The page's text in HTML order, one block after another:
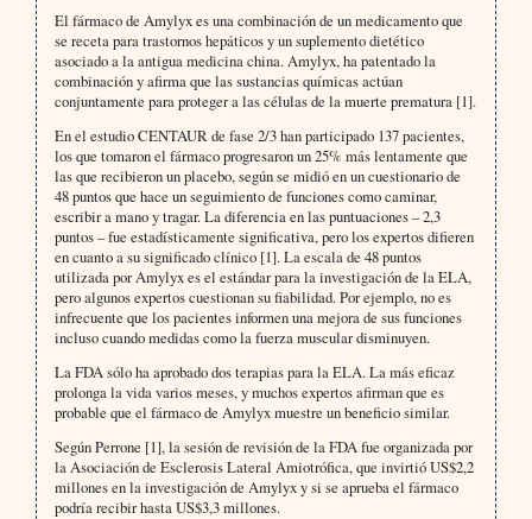
El fármaco de Amylyx es una combinación de un medicamento que
se receta para trastornos hepáticos y un suplemento dietético
asociado a la antigua medicina china. Amylyx, ha patentado la
combinación y afirma que las sustancias químicas actúan
conjuntamente para proteger a las células de la muerte prematura [1].
En el estudio CENTAUR de fase 2/3 han participado 137 pacientes,
los que tomaron el fármaco progresaron un 25% más lentamente que
las que recibieron un placebo, según se midió en un cuestionario de
48 puntos que hace un seguimiento de funciones como caminar,
escribir a mano y tragar. La diferencia en las puntuaciones – 2,3
puntos – fue estadísticamente significativa, pero los expertos difieren
en cuanto a su significado clínico [1]. La escala de 48 puntos
utilizada por Amylyx es el estándar para la investigación de la ELA,
pero algunos expertos cuestionan su fiabilidad. Por ejemplo, no es
infrecuente que los pacientes informen una mejora de sus funciones
incluso cuando medidas como la fuerza muscular disminuyen.
La FDA sólo ha aprobado dos terapias para la ELA. La más eficaz
prolonga la vida varios meses, y muchos expertos afirman que es
probable que el fármaco de Amylyx muestre un beneficio similar.
Según Perrone [1], la sesión de revisión de la FDA fue organizada por
la Asociación de Esclerosis Lateral Amiotrófica, que invirtió US$2,2
millones en la investigación de Amylyx y si se aprueba el fármaco
podría recibir hasta US$3,3 millones.